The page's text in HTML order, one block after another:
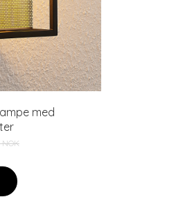
med